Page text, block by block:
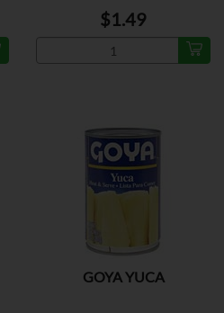
$1.49
GOYA YUCA